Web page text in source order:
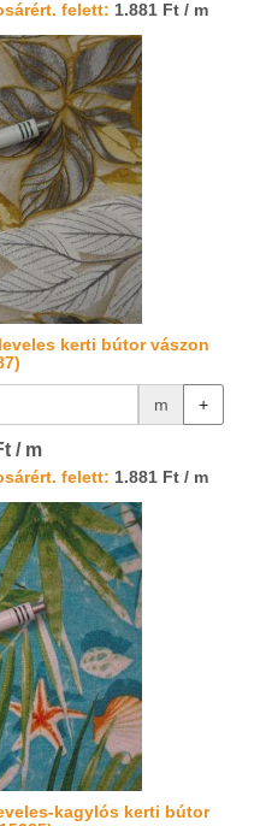
felett: 1.881 Ft / m
kerti bútor vászon
m +
/ m
felett: 1.881 Ft / m
kagylós kerti bútor